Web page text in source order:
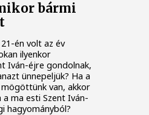
bármi
én volt az év
ilyenkor
Iván-éjre gondolnak,
ünnepeljük? Ha a
van, akkor
ma esti Szent Iván-
hagyományból?